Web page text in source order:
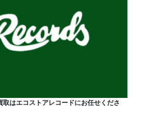
取はエコストアレコードにお任せくださ